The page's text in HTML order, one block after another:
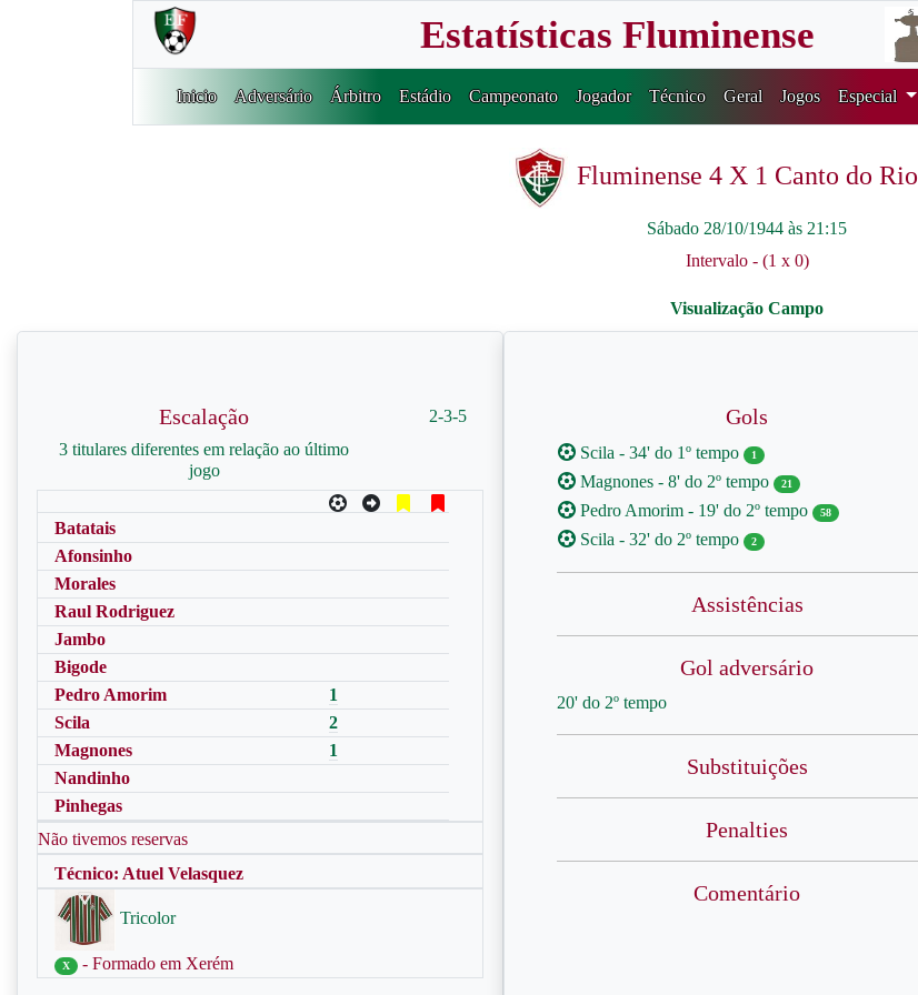
Estatísticas Fluminense
Inicio Adversário Árbitro Estádio Campeonato Jogador Técnico Geral Jogos Especial
Fluminense 4 X 1 Canto do Rio
Sábado 28/10/1944 às 21:15
Intervalo - (1 x 0)
Escalação
3 titulares diferentes em relação ao último
jogo
2-3-5
Batatais
Afonsinho
Morales
Raul Rodriguez
Jambo
Bigode
Pedro Amorim
1
Scila
2
Magnones
1
Nandinho
Pinhegas
Não tivemos reservas
Técnico: Atuel Velasquez
Tricolor
X - Formado em Xerém
Gols
Scila - 34' do 1º tempo 1
Magnones - 8' do 2º tempo 21
Pedro Amorim - 19' do 2º tempo 58
Scila - 32' do 2º tempo 2
Assistências
Gol adversário
20' do 2º tempo
Substituições
Penalties
Comentário